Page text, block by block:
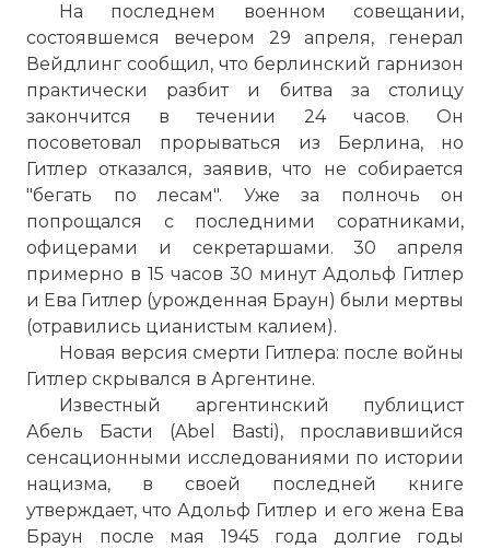
На последнем военном совещании,
состоявшемся вечером 29 апреля, генерал
Вейдлинг сообщил, что берлинский гарнизон
практически разбит и битва за столицу
закончится в течении 24 часов. Он
посоветовал прорываться из Берлина, но
Гитлер отказался, заявив, что не собирается
"бегать по лесам". Уже за полночь он
попрощался с последними соратниками,
офицерами и секретаршами. 30 апреля
примерно в 15 часов 30 минут Адольф Гитлер
и Ева Гитлер (урожденная Браун) были мертвы
(отравились цианистым калием).
Новая версия смерти Гитлера: после войны
Гитлер скрывался в Аргентине.
Известный аргентинский публицист
Абель Басти (Abel Basti), прославившийся
сенсационными исследованиями по истории
нацизма, в своей последней книге
утверждает, что Адольф Гитлер и его жена Ева
Браун после мая 1945 года долгие годы